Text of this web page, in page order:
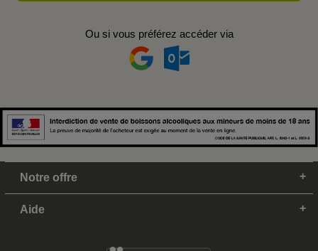
Ou si vous préférez accéder via
Notre offre
Aide